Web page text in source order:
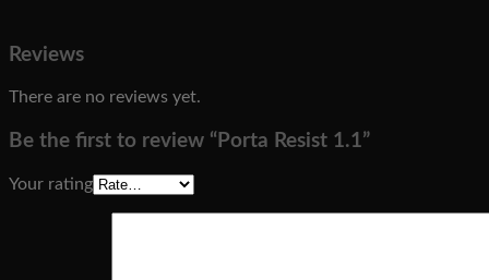
Reviews
There are no reviews yet.
Be the first to review “Porta Resist 1.1”
Your rating